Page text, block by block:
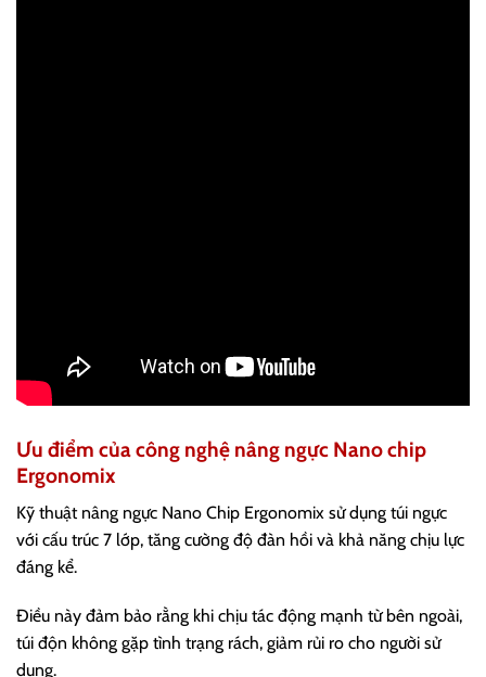
Ưu điểm của công nghệ nâng ngực Nano chip
Ergonomix
Kỹ thuật nâng ngực Nano Chip Ergonomix sử dụng túi ngực
với cấu trúc 7 lớp, tăng cường độ đàn hồi và khả năng chịu lực
đáng kể.
Điều này đảm bảo rằng khi chịu tác động mạnh từ bên ngoài,
túi độn không gặp tình trạng rách, giảm rủi ro cho người sử
dụng.